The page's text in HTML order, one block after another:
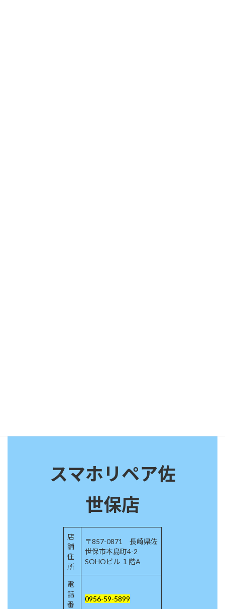
スマホリペア佐
世保店
店
舗
住
所
〒857-0871 長崎県佐
世保市本島町4-2
SOHOビル １階A
電
話
番
0956-59-5899